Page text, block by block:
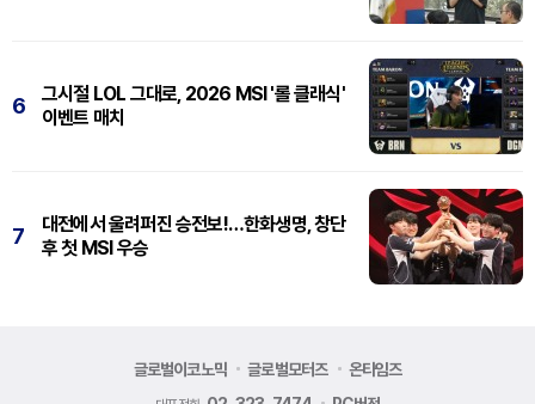
6
그시절 LOL 그대로, 2026 MSI '롤 클래식'
이벤트 매치
7
대전에서 울려퍼진 승전보!…한화생명, 창단
후 첫 MSI 우승
글로벌이코노믹 글로벌모터즈 온타임즈